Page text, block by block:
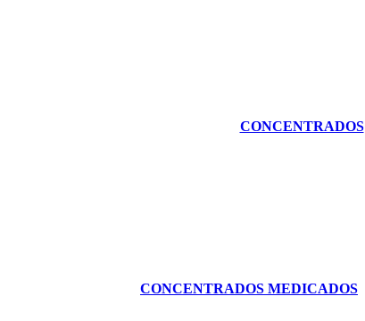
CONCENTRADOS
CONCENTRADOS MEDICADOS